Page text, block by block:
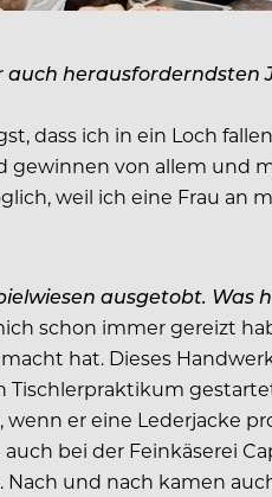
herausforderndsten
dass ich in ein Loch
von allem und
weil ich eine Frau
ausgetobt. Was
schon immer gereizt
hat. Dieses
er eine Lederjacke
bei der Feinkäserei
und nach kamen